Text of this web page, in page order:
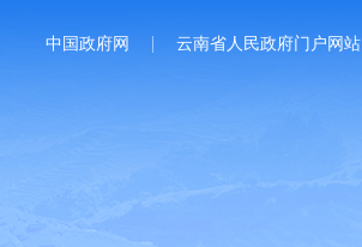
中国政府网 云南省人民政府门户网站